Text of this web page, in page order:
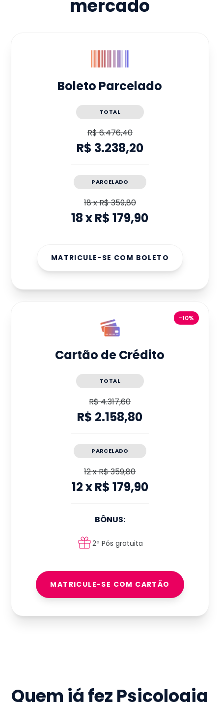
mercado
Boleto Parcelado
TOTAL
R$ 6.476,40
R$ 3.238,20
PARCELADO
18xR$ 359,80
18xR$ 179,90
MATRICULE-SE COM BOLETO
-10%
Cartão de Crédito
TOTAL
R$ 4.317,60
R$ 2.158,80
PARCELADO
12xR$ 359,80
12xR$ 179,90
BÔNUS:
2ª Pós gratuita
MATRICULE-SE COM CARTÃO
Quem já fez Psicologia